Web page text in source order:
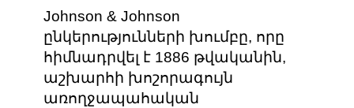
Johnson & Johnson
ընկերությունների խումբը, որը
հիմնադրվել է 1886 թվականին,
աշխարհի խոշորագույն
առողջապահական